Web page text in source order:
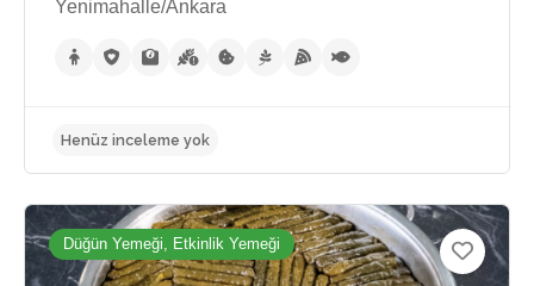
Yenimahalle/Ankara
Düğün Yemeği, Etkinlik Yemeği